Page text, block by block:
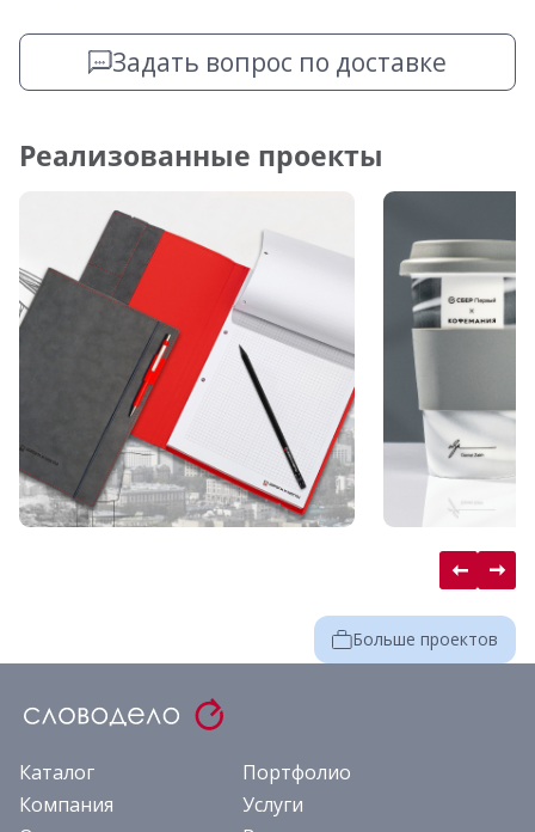
Задать вопрос по доставке
Реализованные проекты
Больше проектов
Каталог
Портфолио
Компания
Услуги